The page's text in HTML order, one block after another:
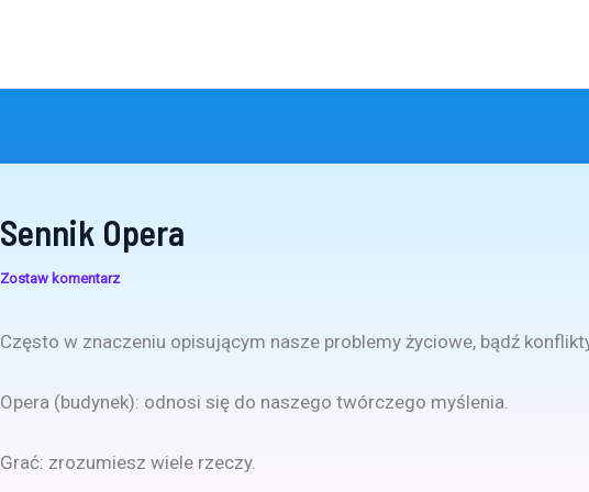
Sennik Opera
Zostaw komentarz
Często w znaczeniu opisującym nasze problemy życiowe, bądź
Opera (budynek): odnosi się do naszego twórczego myślenia.
Grać: zrozumiesz wiele rzeczy.